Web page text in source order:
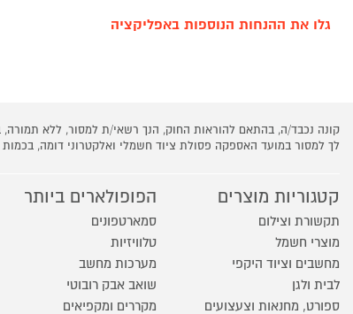
גלו את ההנחות הנוספות באפליקציה
קונה נכבד/ה, בהתאם להוראות החוק, הנך רשאי/ת למסור, ללא
לך למסור במועד האספקה פסולת ציוד חשמלי ואלקטרוני דומה,
קטגוריות מוצרים
תקשורת וצילום
מוצרי חשמל
מחשבים וציוד היקפי
לבית ולגן
ספורט, מחנאות וצעצועים
הפופולארים ביותר
סמארטפונים
טלוויזיות
מערכות מחשב
שואב אבק רובוטי
מקררים ומקפיאים